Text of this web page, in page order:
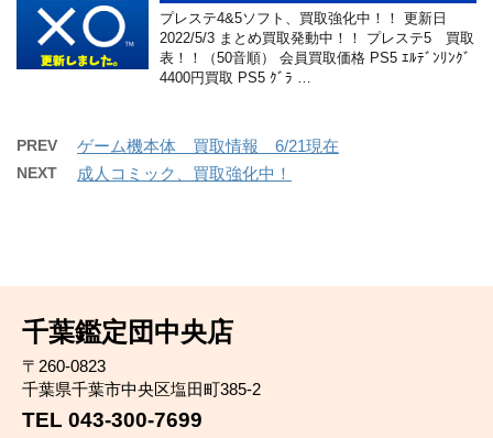
プレステ4&5ソフト、買取強化中！！ 更新日
2022/5/3 まとめ買取発動中！！ プレステ5 買取
表！！（50音順） 会員買取価格 PS5 ｴﾙﾃﾞﾝﾘﾝｸﾞ
4400円買取 PS5 ｸﾞﾗ …
PREV ゲーム機本体 買取情報 6/21現在
NEXT 成人コミック、買取強化中！
千葉鑑定団中央店
〒260-0823
千葉県千葉市中央区塩田町385-2
TEL 043-300-7699